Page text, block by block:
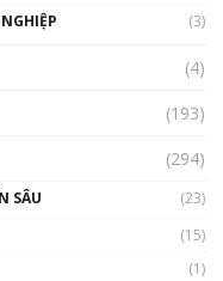
lại năm 2022: Những
vật ảnh hưởng nhất
thái tiền mã hoá |
(3)
(4)
(193)
(294)
SÂU
(23)
(15)
(1)